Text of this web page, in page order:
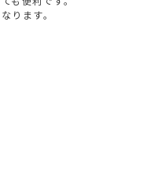
ります。